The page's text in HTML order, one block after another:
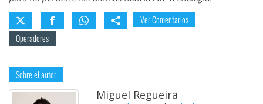
Ver Comentarios
Operadores
Sobre el autor
Miguel Regueira